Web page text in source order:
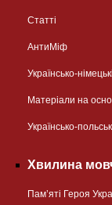
Статті
АнтиМіф
Українсько-
Матеріали на
Українсько-
Хвилина
Пам’яті Героя